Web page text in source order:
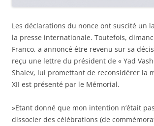
Les déclarations du nonce ont suscité un
la presse internationale. Toutefois,
Franco, a annoncé être revenu sur sa
reçu une lettre du président de « Yad
Shalev, lui promettant de reconsidérer la
XII est présenté par le Mémorial.
»Etant donné que mon intention n’était
dissocier des célébrations (de